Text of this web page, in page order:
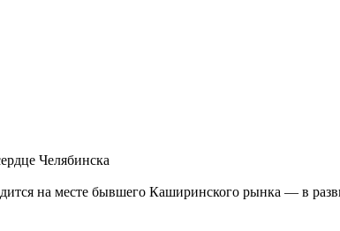
Челябинска
на месте бывшего Каширинского рынка — в